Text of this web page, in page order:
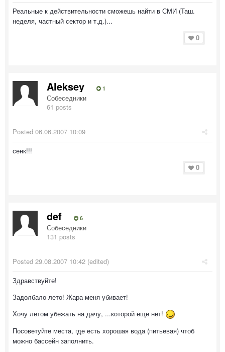
Реальные к действительности сможешь найти в СМИ (Таш.
неделя, частный сектор и т.д.)...
0
Aleksey 1
Собеседники
61 posts
Posted 06.06.2007 10:09
сенк!!!
0
def 6
Собеседники
131 posts
Posted 29.08.2007 10:42 (edited)
Здравствуйте!
Задолбало лето! Жара меня убивает!
Хочу летом убежать на дачу, ...которой еще нет!
Посоветуйте места, где есть хорошая вода (питьевая) чтоб
можно бассейн заполнить.